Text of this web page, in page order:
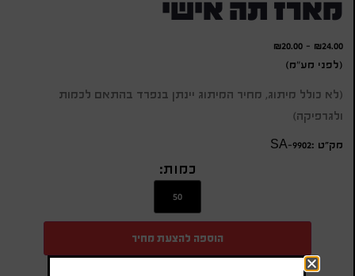
מארז תה אישי
₪24.00
-
₪20.00
(לפני מע"מ)
(לא כולל מיתוג, מחיר המיתוג יינתן בנפרד בהתאם לכמות
ולגרפיקה)
מק״ט :SA-9902
כמות:
הוספה להצעת מחיר